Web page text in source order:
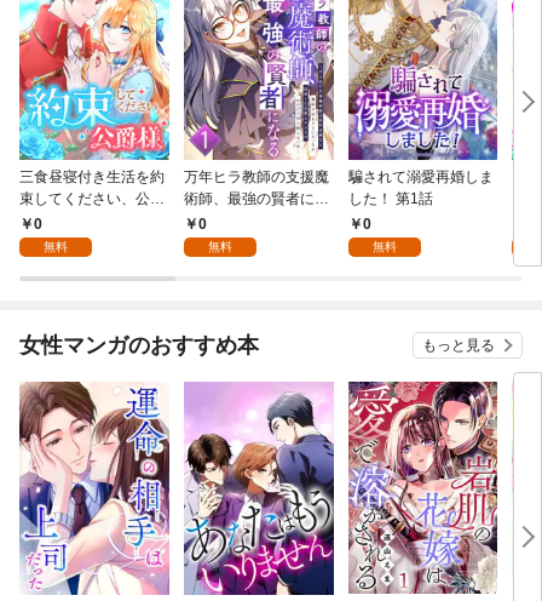
三食昼寝付き生活を約
束してください、公爵
様 1話
0
無料
万年ヒラ教師の支援魔
術師、最強の賢者にな
る～不人気の支援魔術
師は給料泥棒だと魔術
らない件～ 第1話
0
無料
騙されて溺愛再婚しま
した！ 第1話
0
無料
女性マンガのおすすめ本 もっと見る